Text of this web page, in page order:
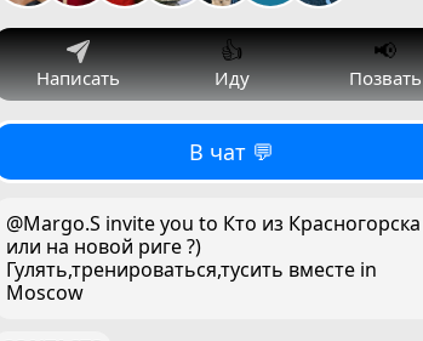
Написать
👍
Иду
📢
Позвать
В чат 💬
@Margo.S invite you to Кто из Красногорска
или на новой риге ?)
Гулять,тренироваться,тусить вместе in
Moscow